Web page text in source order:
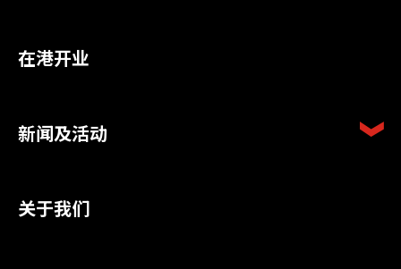
在港开业
新闻及活动
关于我们